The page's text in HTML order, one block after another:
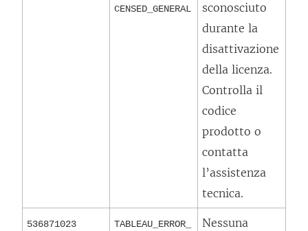
CENSED_GENERAL
sconosciuto
durante la
disattivazione
della licenza.
Controlla il
codice
prodotto o
contatta
l’assistenza
tecnica.
536871023
TABLEAU_ERROR_
Nessuna